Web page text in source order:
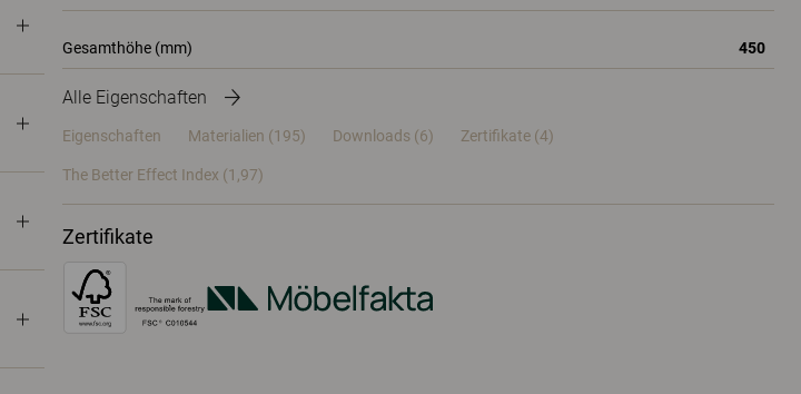
Gesamthöhe (mm) 450
Alle Eigenschaften
Eigenschaften Materialien (195) Downloads (6) Zertifikate (4)
The Better Effect Index (1,97)
Zertifikate